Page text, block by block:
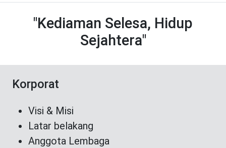
"Kediaman Selesa, Hidup
Sejahtera"
Korporat
Visi & Misi
Latar belakang
Anggota Lembaga